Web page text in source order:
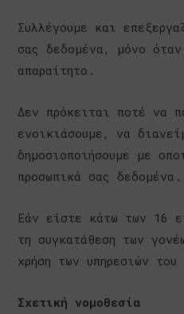
Συλλέγουμε και
σας δεδομένα, μόνο
απαραίτητο.
Δεν πρόκειται ποτέ να
ενοικιάσουμε, να
δημοσιοποιήσουμε με
προσωπικά σας δεδομένα.
Εάν είστε κάτω των 16
τη συγκατάθεση των
χρήση των υπηρεσιών
Σχετική νομοθεσία